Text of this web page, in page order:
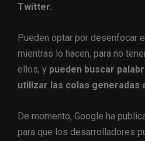
Twitter.
Pueden optar por desenfocar
mientras lo hacen, para no
ellos, y pueden buscar
utilizar las colas generadas
De momento, Google ha
para que los desarrolladores